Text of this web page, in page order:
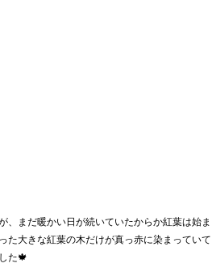
、まだ暖かい日が続いていたからか紅葉は始
た大きな紅葉の木だけが真っ赤に染まってい
た🍁